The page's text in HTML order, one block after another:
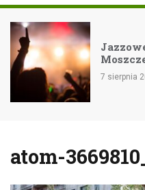
7 sierpnia
atom-